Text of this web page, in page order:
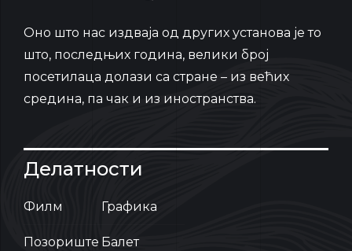
Oно што нас издваја од других установа је то
што, последњих година, велики број
посетилаца долази са стране – из већих
средина, па чак и из иностранства.
Делатности
Филм
Позориште
Графика
Балет